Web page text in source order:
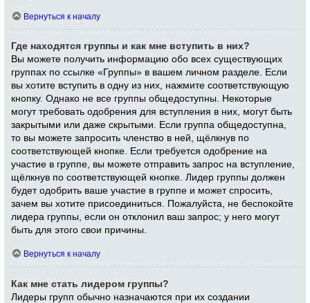
Вернуться к началу
Где находятся группы и как мне вступить в них?
Вы можете получить информацию обо всех существующих
группах по ссылке «Группы» в вашем личном разделе. Если
вы хотите вступить в одну из них, нажмите соответствующую
кнопку. Однако не все группы общедоступны. Некоторые
могут требовать одобрения для вступления в них, могут быть
закрытыми или даже скрытыми. Если группа общедоступна,
то вы можете запросить членство в ней, щёлкнув по
соответствующей кнопке. Если требуется одобрение на
участие в группе, вы можете отправить запрос на вступление,
щёлкнув по соответствующей кнопке. Лидер группы должен
будет одобрить ваше участие в группе и может спросить,
зачем вы хотите присоединиться. Пожалуйста, не беспокойте
лидера группы, если он отклонил ваш запрос; у него могут
быть для этого свои причины.
Вернуться к началу
Как мне стать лидером группы?
Лидеры групп обычно назначаются при их создании